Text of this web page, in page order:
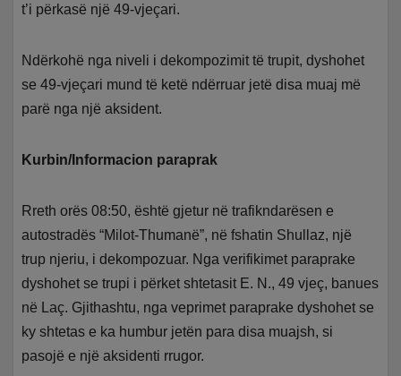
t’i përkasë një 49-vjeçari.
Ndërkohë nga niveli i dekompozimit të trupit, dyshohet
se 49-vjeçari mund të ketë ndërruar jetë disa muaj më
parë nga një aksident.
Kurbin/Informacion paraprak
Rreth orës 08:50, është gjetur në trafikndarësen e
autostradës “Milot-Thumanë”, në fshatin Shullaz, një
trup njeriu, i dekompozuar. Nga verifikimet paraprake
dyshohet se trupi i përket shtetasit E. N., 49 vjeç, banues
në Laç. Gjithashtu, nga veprimet paraprake dyshohet se
ky shtetas e ka humbur jetën para disa muajsh, si
pasojë e një aksidenti rrugor.